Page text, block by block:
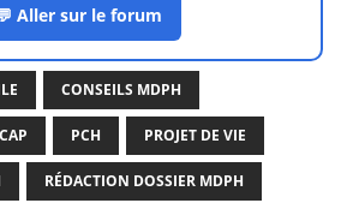
Aller sur le forum
CONSEILS MDPH
PCH PROJET DE VIE
RÉDACTION DOSSIER MDPH